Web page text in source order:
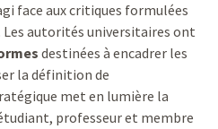
face aux critiques formulées
Les autorités universitaires ont
destinées à encadrer les
la définition de
met en lumière la
professeur et membre